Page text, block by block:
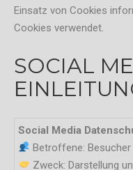
Einsatz von Cookies
Cookies verwendet.
SOCIAL
Social Media
Betroffene: Besucher
Zweck: Darstellung